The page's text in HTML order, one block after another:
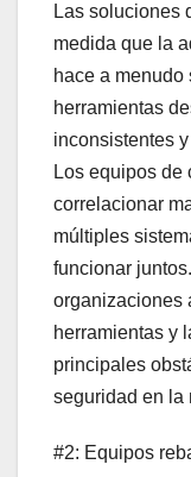
Las soluciones
medida que la
hace a
herramientas
inconsistentes
Los equipos de
correlacionar
múltiples
funcionar
organizaciones
herramientas y
principales
seguridad en la
#2: Equipos